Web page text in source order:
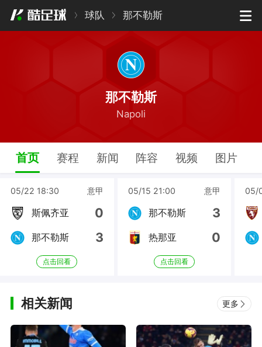
球队 那不勒斯
那不勒斯
Napoli
首页 赛程 新闻 阵容 视频 图片
05/22 18:30 意甲
斯佩齐亚 0
那不勒斯 3
点击回看
05/15 21:00 意甲
那不勒斯 3
热那亚 0
点击回看
05/
相关新闻 更多